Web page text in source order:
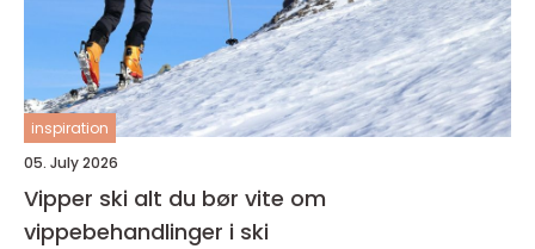
inspiration
05. July 2026
Vipper ski alt du bør vite om
vippebehandlinger i ski